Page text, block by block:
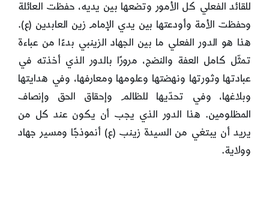
للقائد الفعلي كل الأمور وتضعها بين يديه، حفظت العائلة
وحفظت الأمة وأودعتها بين يدي الإمام زين العابدين (ع).
هذا هو الدور الفعلي ما بين الجهاد الزينبي بدءًا من عباءة
تمثّل كامل العفة والنضج، مرورًا بالدور الذي أخذته في
عبادتها وثورتها ونهضتها وعلومها ومعارفها، وفي هدايتها
وبلاغها، وفي تحدّيها للظالم وإحقاق الحق وإنصاف
المظلومين. هذا الدور الذي يجب أن يكون عند كل من
يريد أن يبتغي من السيدة زينب (ع) أنموذجًا ومسير جهاد
وولاية.